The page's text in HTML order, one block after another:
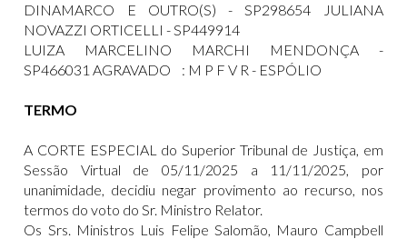
DINAMARCO E OUTRO(S) - SP298654 JULIANA
NOVAZZI ORTICELLI - SP449914
LUIZA MARCELINO MARCHI MENDONÇA -
SP466031 AGRAVADO : M P F V R - ESPÓLIO
TERMO
A CORTE ESPECIAL do Superior Tribunal de Justiça, em
Sessão Virtual de 05/11/2025 a 11/11/2025, por
unanimidade, decidiu negar provimento ao recurso, nos
termos do voto do Sr. Ministro Relator.
Os Srs. Ministros Luis Felipe Salomão, Mauro Campbell